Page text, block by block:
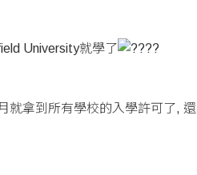
University就學了
拿到所有學校的入學許可了,